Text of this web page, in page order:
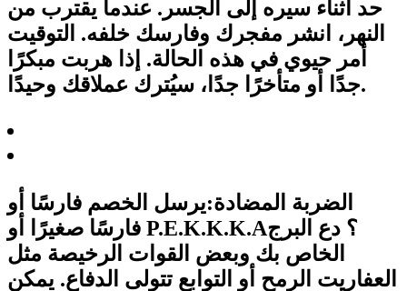
حد أثناء سيره إلى الجسر. عندما يقترب من
النهر، انشر مفجرك وفارسك خلفه. التوقيت
أمر حيوي في هذه الحالة. إذا هربت مبكرًا
جدًا أو متأخرًا جدًا، سيُترك عملاقك وحيدًا.
الضربة المضادة:يرسل الخصم فارسًا أو
فارسًا صغيرًا أو P.E.K.K.K.A؟ دع البرج
الخاص بك وبعض القوات الرخيصة مثل
العفاريت الرمح أو التوابع تتولى الدفاع. يمكن